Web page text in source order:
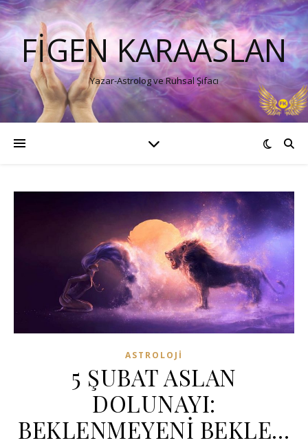
FIGEN KARAASLAN
Yazar-Astrolog ve Ruhsal Şifacı
ASTROLOJI
5 ŞUBAT ASLAN
DOLUNAYI:
BEKLENMEYENİ BEKLE…